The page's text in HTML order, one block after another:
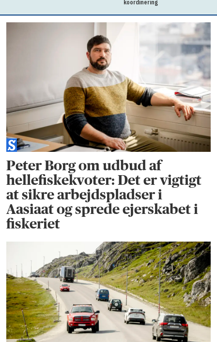
koordinering
Peter Borg om udbud af
hellefiskekvoter: Det er vigtigt
at sikre arbejdspladser i
Aasiaat og sprede ejerskabet i
fiskeriet